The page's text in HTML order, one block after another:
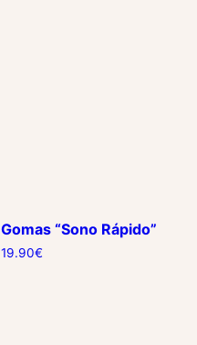
Gomas “Sono Rápido”
19.90€